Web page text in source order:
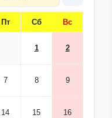
Пт Сб Вс
1 2
7 8 9
14 15 16